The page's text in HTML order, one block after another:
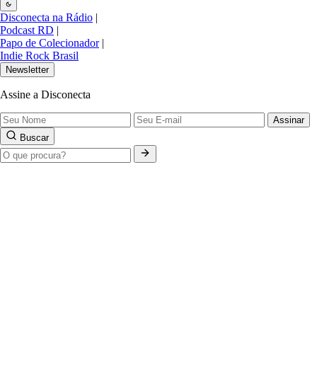
Disconecta na Rádio |
Podcast RD |
Papo de Colecionador |
Indie Rock Brasil
Newsletter
Assine a Disconecta
Assinar
Buscar